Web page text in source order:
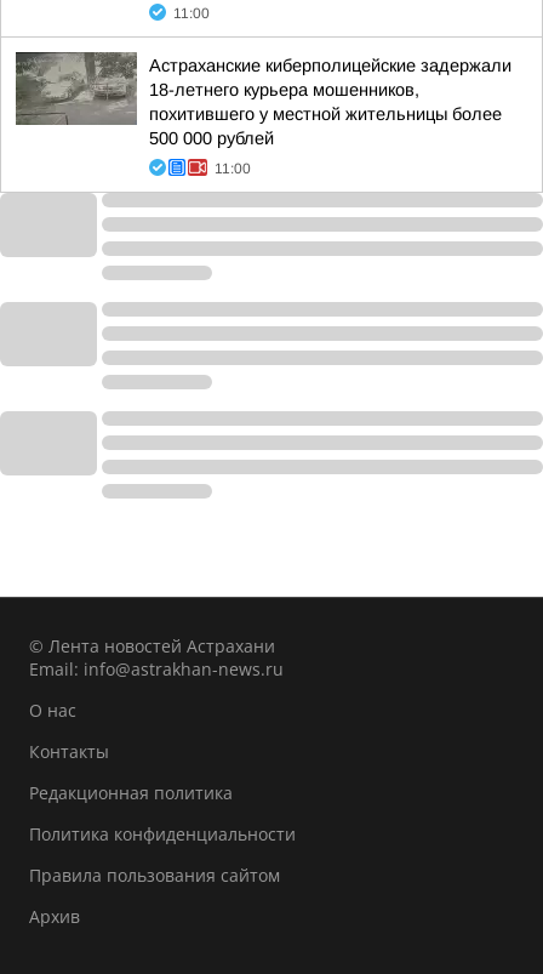
11:00
Астраханские киберполицейские задержали
18-летнего курьера мошенников,
похитившего у местной жительницы более
500 000 рублей
11:00
© Лента новостей Астрахани
Email: info@astrakhan-news.ru
О нас
Контакты
Редакционная политика
Политика конфиденциальности
Правила пользования сайтом
Архив